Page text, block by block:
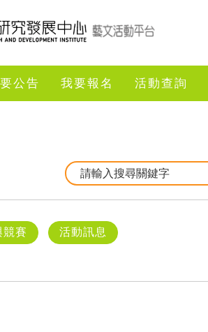
公告 我要報名 活動查詢
競賽 活動訊息